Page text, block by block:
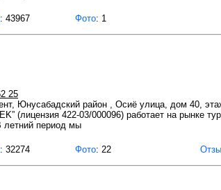
: 43967 Фото: 1
25
Юнусабадский район , Осиё улица, дом 40,
(лицензия 422-03/000096) работает на рынке
период мы
: 32274 Фото: 22